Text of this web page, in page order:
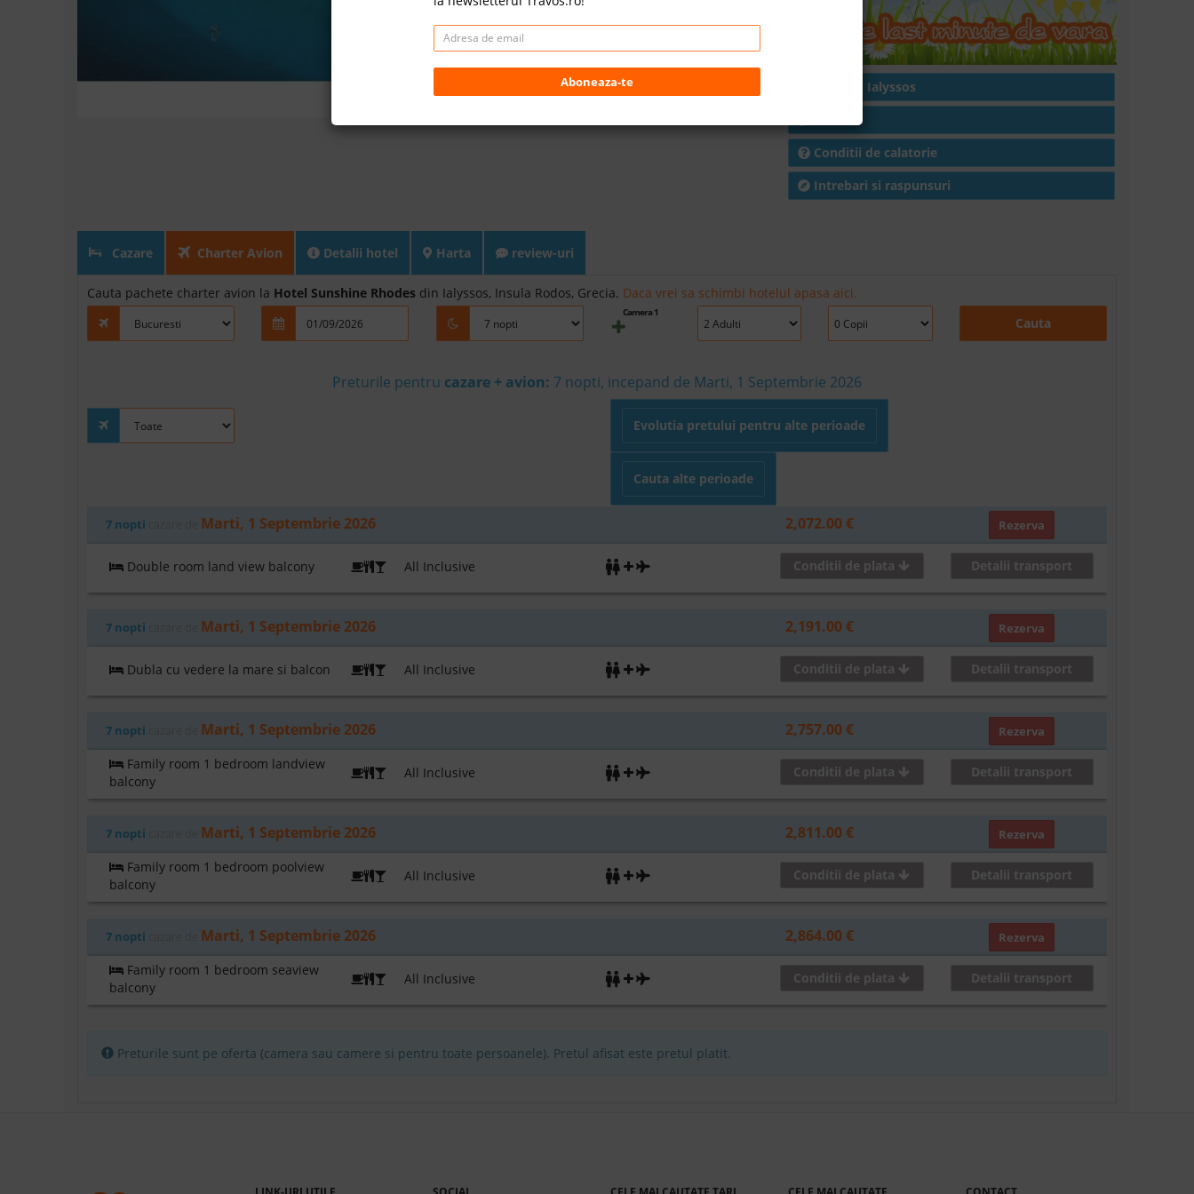
Hoteluri in Ialyssos
Articole
Conditii de calatorie
Intrebari si raspunsuri
Cazare Charter Avion Detalii hotel Harta review-uri
Cauta pachete charter avion la Hotel Sunshine Rhodes din Ialyssos, Insula Rodos, Grecia. Daca vrei sa schimbi hotelul apasa aici.
Camera 1
Cauta
Preturile pentru cazare + avion: 7 nopti, incepand de Marti, 1 Septembrie 2026
Evolutia pretului pentru alte perioade
Cauta alte perioade
7 nopti Marti, 1 Septembrie 2026 2,072.00 € Rezerva
Double room land view balcony All Inclusive Conditii de plata Detalii transport
7 nopti Marti, 1 Septembrie 2026 2,191.00 € Rezerva
Dubla cu vedere la mare si balcon All Inclusive Conditii de plata Detalii transport
7 nopti Marti, 1 Septembrie 2026 2,757.00 € Rezerva
Family room 1 bedroom landview
balcony
All Inclusive Conditii de plata Detalii transport
7 nopti Marti, 1 Septembrie 2026 2,811.00 € Rezerva
Family room 1 bedroom poolview
balcony
All Inclusive Conditii de plata Detalii transport
7 nopti Marti, 1 Septembrie 2026 2,864.00 € Rezerva
Family room 1 bedroom seaview
balcony
All Inclusive Conditii de plata Detalii transport
Preturile sunt pe oferta (camera sau camere si pentru toate persoanele). Pretul afisat este pretul platit.
Aboneaza-te